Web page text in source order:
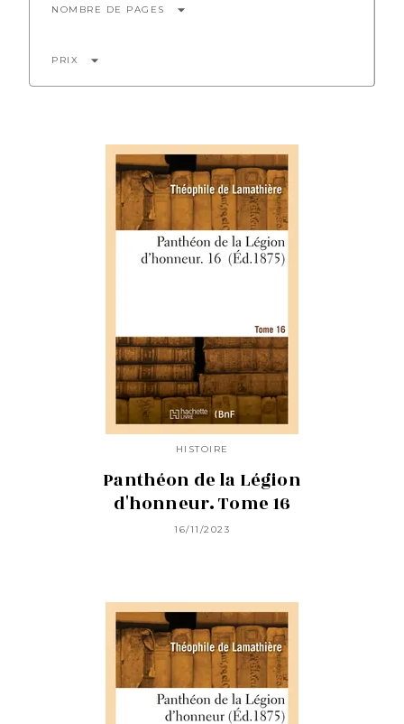
NOMBRE DE PAGES arrow_drop_down
PRIX arrow_drop_down
HISTOIRE
Panthéon de la Légion
d'honneur. Tome 16
16/11/2023